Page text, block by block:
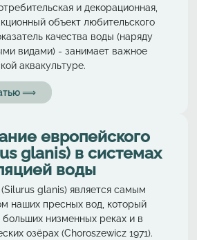
и декорационная,
объект любительского
качества воды (наряду
видами) - занимает важное
аквакультуре.
⟹
европейского
glanis) в системах
воды
glanis) является самым
наших пресных вод, который
низменных реках и в
озёрах (Choroszewicz 1971).